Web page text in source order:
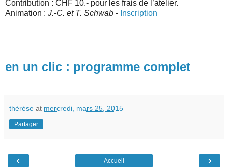
Contribution : CHF 10.- pour les frais de l’atelier.
Animation : J.-C. et T. Schwab - Inscription
en un clic : programme complet
thérèse at mercredi, mars 25, 2015
Partager
‹ ›
Accueil